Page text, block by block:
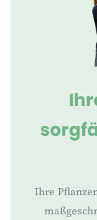
Ihre